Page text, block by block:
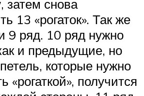
затем снова
13 «рогаток». Так же
9 ряд. 10 ряд нужно
и предыдущие, но
которые нужно
«рогаткой», получится